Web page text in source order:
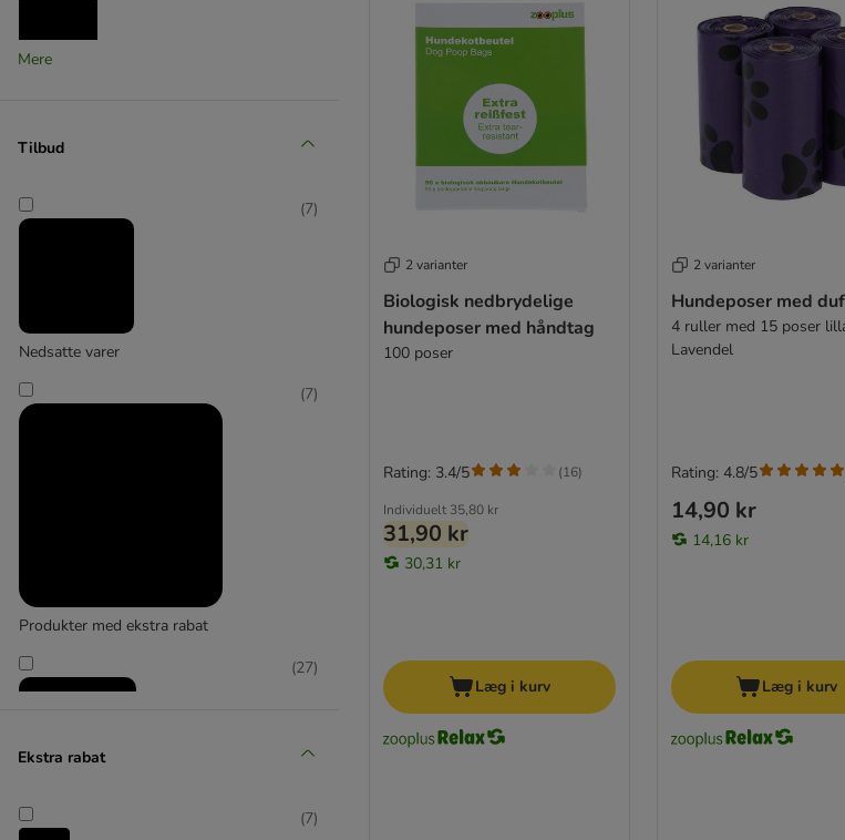
Mere
Tilbud
Nedsatte varer
(7)
Produkter med ekstra rabat
(7)
zooplus favorit
(27)
Ekstra rabat
(7)
2 varianter
Biologisk nedbrydelige
hundeposer med håndtag
100 poser
Individuelt 35,80 kr
31,90 kr
30,31 kr
Rating: 3.4/5 (16)
Læg i kurv
2 varianter
Hundeposer med
4 ruller med 15 poser
Lavendel
14,90 kr
14,16 kr
Rating: 4.8/5
Læg i kurv